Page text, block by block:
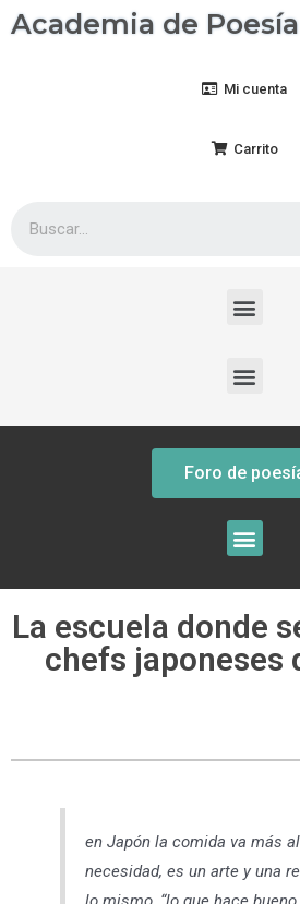
Academia de
Mi cuenta
Carrito
Foro de
La escuela donde
chefs japoneses
en Japón la comida va más
necesidad, es un arte y una